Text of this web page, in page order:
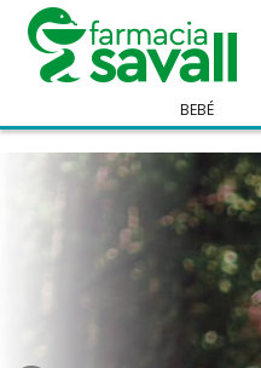
BEBÉ